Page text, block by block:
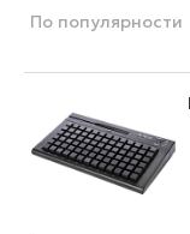
По популярности